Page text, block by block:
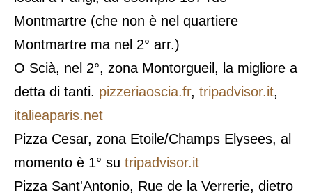
Montmartre (che non è nel quartiere
Montmartre ma nel 2° arr.)
O Scià, nel 2°, zona Montorgueil, la migliore a
detta di tanti. pizzeriaoscia.fr, tripadvisor.it,
italieaparis.net
Pizza Cesar, zona Etoile/Champs Elysees, al
momento è 1° su tripadvisor.it
Pizza Sant'Antonio, Rue de la Verrerie, dietro